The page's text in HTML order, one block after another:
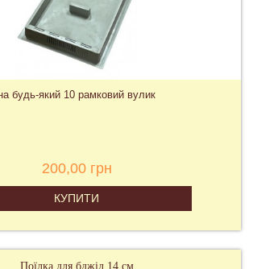
будь-який 10 рамковий вулик
200,00 грн
КУПИТИ
Поїлка для бджіл 14 см